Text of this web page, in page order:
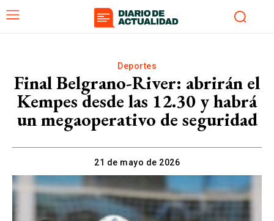
Deportes
Final Belgrano-River: abrirán el
Kempes desde las 12.30 y habrá
un megaoperativo de seguridad
21 de mayo de 2026